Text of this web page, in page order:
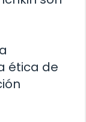
ética de